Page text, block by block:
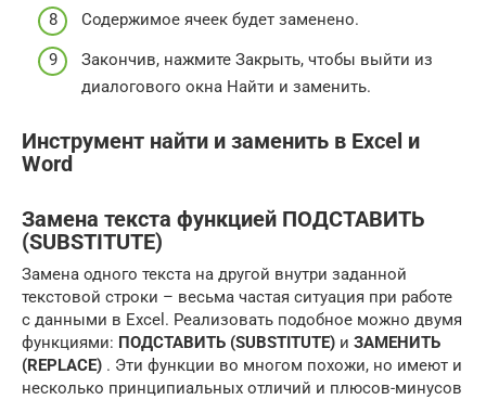
Содержимое ячеек будет заменено.
Закончив, нажмите Закрыть, чтобы выйти из
диалогового окна Найти и заменить.
Инструмент найти и заменить в Excel и
Word
Замена текста функцией ПОДСТАВИТЬ
(SUBSTITUTE)
Замена одного текста на другой внутри заданной
текстовой строки – весьма частая ситуация при работе
с данными в Excel. Реализовать подобное можно двумя
функциями: ПОДСТАВИТЬ (SUBSTITUTE) и ЗАМЕНИТЬ
(REPLACE) . Эти функции во многом похожи, но имеют и
несколько принципиальных отличий и плюсов-минусов